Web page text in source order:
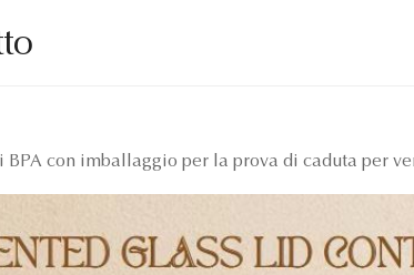
con imballaggio per la prova di caduta per